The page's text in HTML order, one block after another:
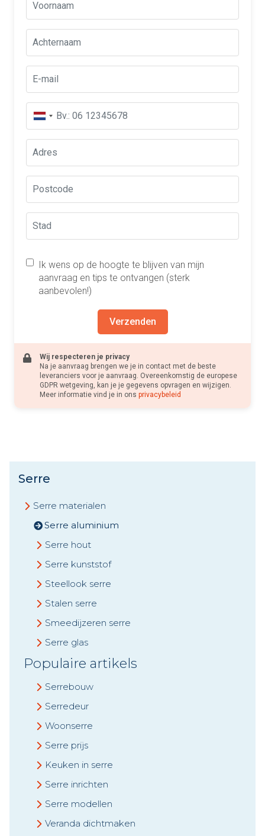
Ik wens op de hoogte te blijven van mijn
aanvraag en tips te ontvangen (sterk
aanbevolen!)
Verzenden
Wij respecteren je privacy
Na je aanvraag brengen we je in contact met de beste
leveranciers voor je aanvraag. Overeenkomstig de europese
GDPR wetgeving, kan je je gegevens opvragen en wijzigen.
Meer informatie vind je in ons privacybeleid
Serre
Serre materialen
Serre aluminium
Serre hout
Serre kunststof
Steellook serre
Stalen serre
Smeedijzeren serre
Serre glas
Populaire artikels
Serrebouw
Serredeur
Woonserre
Serre prijs
Keuken in serre
Serre inrichten
Serre modellen
Veranda dichtmaken